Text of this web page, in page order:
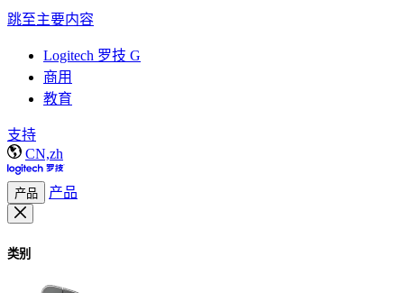
跳至主要内容
Logitech 罗技 G
商用
教育
支持
CN,zh
产品 产品
类别